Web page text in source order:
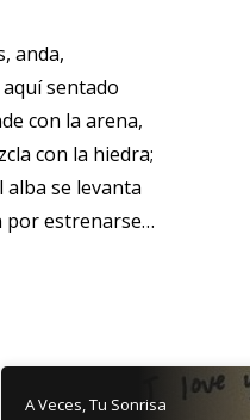
anda,
sentado
con la arena,
con la hiedra;
alba se levanta
por estrenarse…
A Veces, Tu Sonrisa